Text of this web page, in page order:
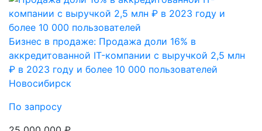
Бизнес в продаже: Продажа доли 16% в
аккредитованной IT-компании с выручкой 2,5 млн
₽ в 2023 году и более 10 000 пользователей
Новосибирск
По запросу